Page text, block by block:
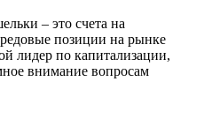
– это счета на
позиции на рынке
лидер по капитализации,
внимание вопросам